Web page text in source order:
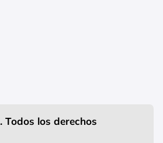
Todos los derechos